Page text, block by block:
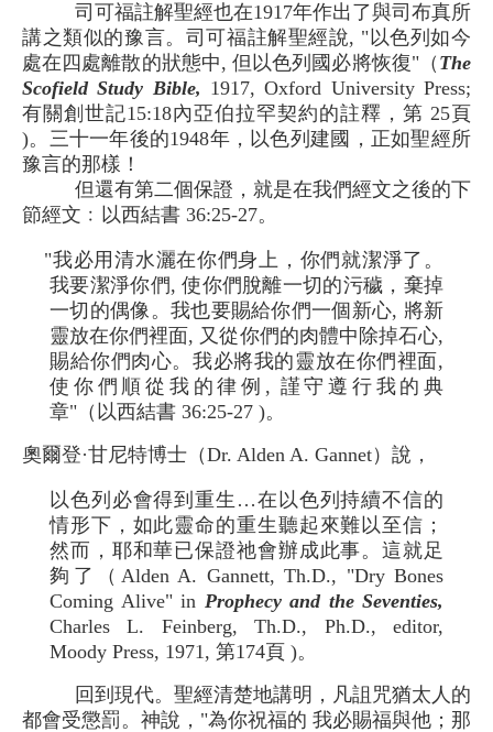
司可福註解聖經也在1917年作出了與司布真所
講之類似的豫言。司可福註解聖經說, "以色列如今
處在四處離散的狀態中, 但以色列國必將恢復"（ The
Scofield Study Bible, 1917, Oxford University Press;
有關創世記15:18內亞伯拉罕契約的註釋，第 25頁
)。三十一年後的1948年，以色列建國，正如聖經所
豫言的那樣！
但還有第二個保證，就是在我們經文之後的下
節經文﹕以西結書 36:25-27。
"我必用清水灑在你們身上，你們就潔淨了。
我要潔淨你們, 使你們脫離一切的污穢，棄掉
一切的偶像。我也要賜給你們一個新心, 將新
靈放在你們裡面, 又從你們的肉體中除掉石心,
賜給你們肉心。我必將我的靈放在你們裡面,
使你們順從我的律例, 謹守遵行我的典
章"（以西結書 36:25-27 )。
奧爾登·甘尼特博士（Dr. Alden A. Gannet）說，
以色列必會得到重生…在以色列持續不信的
情形下，如此靈命的重生聽起來難以至信；
然而，耶和華已保證祂會辦成此事。這就足
夠了（Alden A. Gannett, Th.D., "Dry Bones
Coming Alive" in Prophecy and the Seventies,
Charles L. Feinberg, Th.D., Ph.D., editor,
Moody Press, 1971, 第174頁 )。
回到現代。聖經清楚地講明，凡詛咒猶太人的
都會受懲罰。神說，"為你祝福的 我必賜福與他；那